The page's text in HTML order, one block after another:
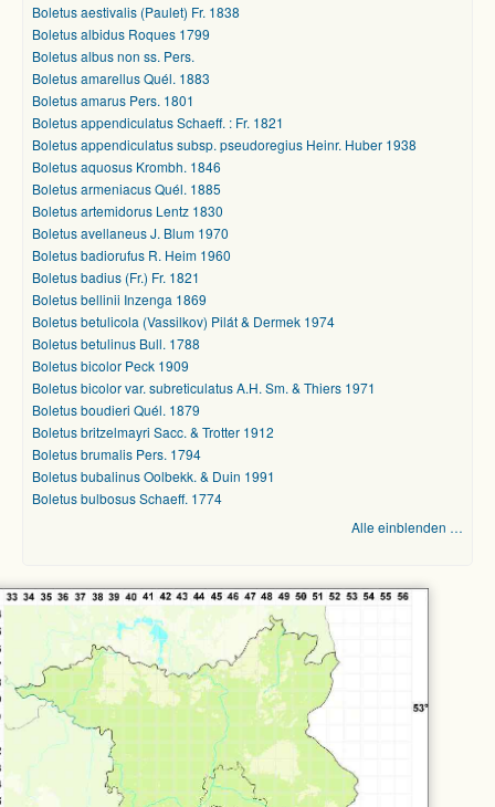
Boletus aestivalis (Paulet) Fr. 1838
Boletus albidus Roques 1799
Boletus albus non ss. Pers.
Boletus amarellus Quél. 1883
Boletus amarus Pers. 1801
Boletus appendiculatus Schaeff. : Fr. 1821
Boletus appendiculatus subsp. pseudoregius Heinr. Huber 1938
Boletus aquosus Krombh. 1846
Boletus armeniacus Quél. 1885
Boletus artemidorus Lentz 1830
Boletus avellaneus J. Blum 1970
Boletus badiorufus R. Heim 1960
Boletus badius (Fr.) Fr. 1821
Boletus bellinii Inzenga 1869
Boletus betulicola (Vassilkov) Pilát & Dermek 1974
Boletus betulinus Bull. 1788
Boletus bicolor Peck 1909
Boletus bicolor var. subreticulatus A.H. Sm. & Thiers 1971
Boletus boudieri Quél. 1879
Boletus britzelmayri Sacc. & Trotter 1912
Boletus brumalis Pers. 1794
Boletus bubalinus Oolbekk. & Duin 1991
Boletus bulbosus Schaeff. 1774
Alle einblenden …